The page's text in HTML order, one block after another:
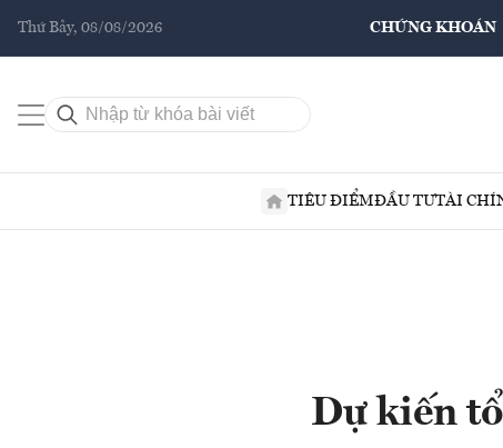
Thứ Bảy, 08/08/2026 CHỨNG KHOÁN
TIÊU ĐIỂMĐẦU TƯTÀI
Dự kiến